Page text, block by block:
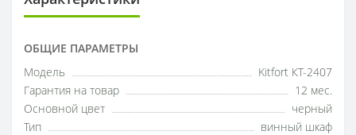
ОБЩИЕ ПАРАМЕТРЫ
Модель
Kitfort КТ-2407
Гарантия на товар
12 мес.
Основной цвет
черный
Тип
винный шкаф